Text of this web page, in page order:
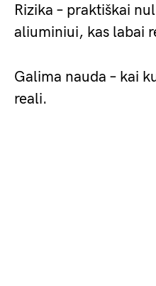
Rizika – praktiškai
aliuminiui, kas labai
Galima nauda – kai
reali.